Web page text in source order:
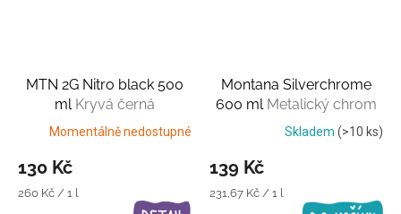
MTN 2G Nitro black 500
ml Kryvá černá
Momentálně nedostupné
130 Kč
Měrná
260 Kč / 1 l
Montana Silverchrome
600 ml Metalický chrom
Skladem (>10 ks)
139 Kč
Měrná
231,67 Kč / 1 l